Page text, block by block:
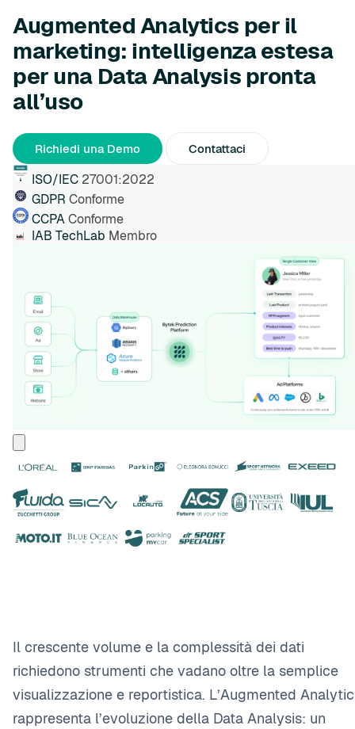
Augmented Analytics per il
marketing: intelligenza estesa
per una Data Analysis pronta
all’uso
Richiedi una Demo Contattaci
ISO/IEC 27001:2022
GDPR Conforme
CCPAConforme
IAB TechLab Membro
Il crescente volume e la complessità dei dati
richiedono strumenti che vadano oltre la semplice
visualizzazione e reportistica. L’Augmented
rappresenta l’evoluzione della Data Analysis: un